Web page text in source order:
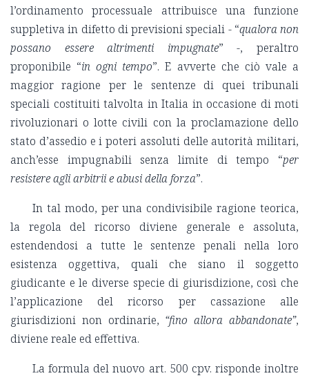
l’ordinamento processuale attribuisce una funzione
suppletiva in difetto di previsioni speciali - “qualora non
possano essere altrimenti impugnate” -, peraltro
proponibile “in ogni tempo”. E avverte che ciò vale a
maggior ragione per le sentenze di quei tribunali
speciali costituiti talvolta in Italia in occasione di moti
rivoluzionari o lotte civili con la proclamazione dello
stato d’assedio e i poteri assoluti delle autorità militari,
anch’esse impugnabili senza limite di tempo “per
resistere agli arbitrii e abusi della forza”.
In tal modo, per una condivisibile ragione teorica,
la regola del ricorso diviene generale e assoluta,
estendendosi a tutte le sentenze penali nella loro
esistenza oggettiva, quali che siano il soggetto
giudicante e le diverse specie di giurisdizione, così che
l’applicazione del ricorso per cassazione alle
giurisdizioni non ordinarie, “fino allora abbandonate”,
diviene reale ed effettiva.
La formula del nuovo art. 500 cpv. risponde inoltre